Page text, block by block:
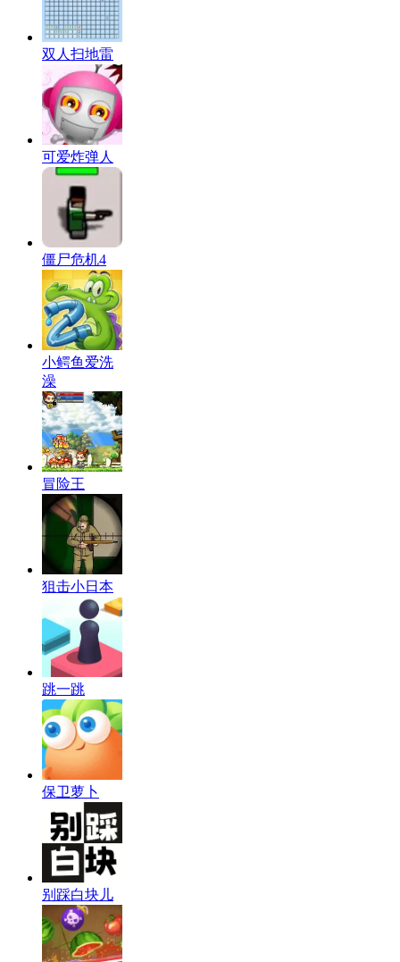
双人扫地雷
可爱炸弹人
僵尸危机4
小鳄鱼爱洗
澡
冒险王
狙击小日本
跳一跳
保卫萝卜
别踩白块儿